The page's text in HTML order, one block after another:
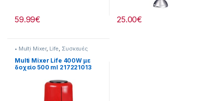
59.99€ 25.00€
• Multi Mixer, Life, Συσκευές
Κουζίνας
Multi Mixer Life 400W με
δοχείο 500 ml 217221013